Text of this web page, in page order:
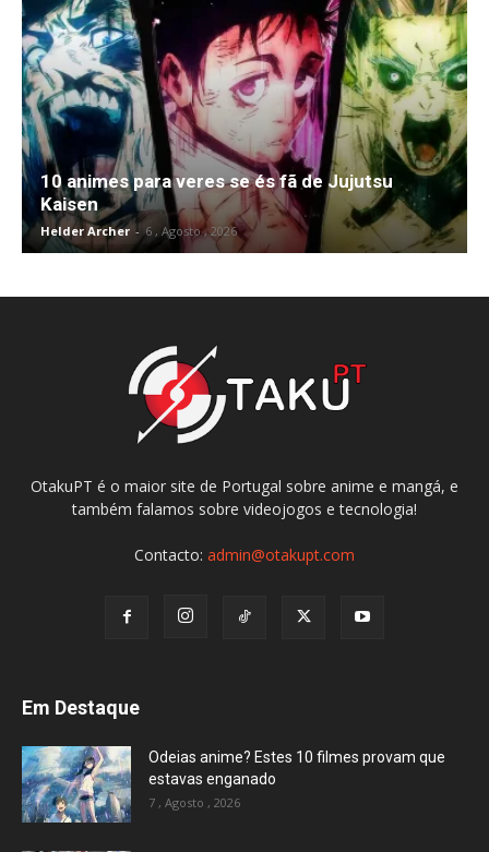
10 animes para veres se és fã de Jujutsu
Kaisen
Helder Archer - 6 , Agosto , 2026
OtakuPT é o maior site de Portugal sobre anime e mangá, e
também falamos sobre videojogos e tecnologia!
Contacto: admin@otakupt.com
Em Destaque
Odeias anime? Estes 10 filmes provam que
estavas enganado
7 , Agosto , 2026